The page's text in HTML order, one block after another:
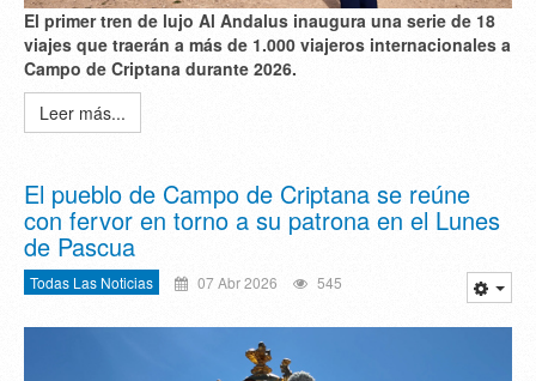
El primer tren de lujo Al Andalus inaugura una serie de 18
viajes que traerán a más de 1.000 viajeros internacionales a
Campo de Criptana durante 2026.
Leer más...
El pueblo de Campo de Criptana se reúne
con fervor en torno a su patrona en el Lunes
de Pascua
Todas Las Noticias 07 Abr 2026 545